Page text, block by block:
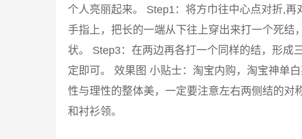
个人亮丽起来。 Step1：将方巾往中心点对折,
手指上，把长的一端从下往上穿出来打一个死结
状。 Step3：在两边再各打一个同样的结，形成
定即可。 效果图 小贴士：淘宝内购，淘宝神单
性与理性的整体美，一定要注意左右两侧结的对
和衬衫领。